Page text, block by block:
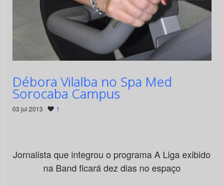
Débora Vilalba no Spa Med
Sorocaba Campus
03 jul 2013 · 1
Jornalista que integrou o programa A Liga exibido
na Band ficará dez dias no espaço